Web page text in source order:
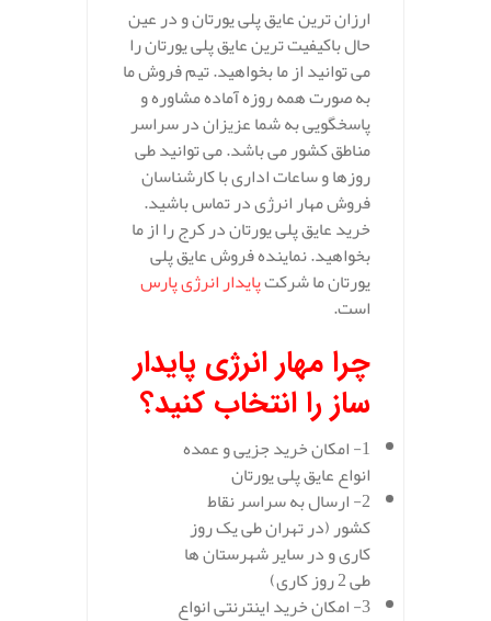
ارزان ترین عایق پلی یورتان و در عین
حال باکیفیت ترین عایق پلی یورتان را
می توانید از ما بخواهید. تیم فروش ما
به صورت همه روزه آماده مشاوره و
پاسخگویی به شما عزیزان در سراسر
مناطق کشور می باشد. می توانید طی
روزها و ساعات اداری با کارشناسان
فروش مهار انرژی در تماس باشید.
خرید عایق پلی یورتان در کرج را از ما
بخواهید. نماینده فروش عایق پلی
یورتان ما شرکتپایدار انرژی پارس
است.
چرا مهار انرژی پایدار
ساز را انتخاب کنید؟
1- امکان خرید جزیی و عمده
انواع عایق پلی یورتان
2- ارسال به سراسر نقاط
کشور (در تهران طی یک روز
کاری و در سایر شهرستان ها
طی 2 روز کاری)
3- امکان خرید اینترنتی انواع